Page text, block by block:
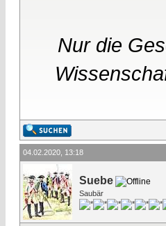
Nur die
04.02.2020, 13:18
Suebe
Saubär